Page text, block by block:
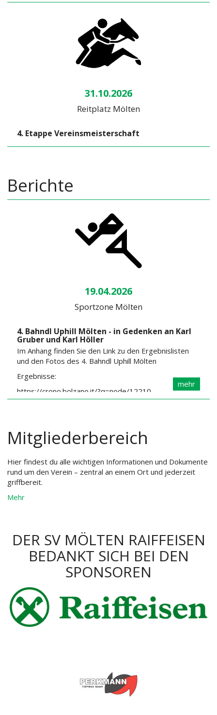
31.10.2026
Reitplatz Mölten
4. Etappe Vereinsmeisterschaft
Berichte
19.04.2026
Sportzone Mölten
4. Bahndl Uphill Mölten - in Gedenken an Karl
Gruber und Karl Höller
Im Anhang finden Sie den Link zu den Ergebnislisten
und den Fotos des 4. Bahndl Uphill Mölten
Ergebnisse:
https://crono.bolzano.it/?q=node/12210
https://photos.app.goo.gl/JkTnfT58gdcYFDS96
mehr
Mitgliederbereich
Hier findest du alle wichtigen Informationen und Dokumente
rund um den Verein – zentral an einem Ort und jederzeit
griffbereit.
Mehr
DER SV MÖLTEN RAIFFEISEN
BEDANKT SICH BEI DEN
SPONSOREN